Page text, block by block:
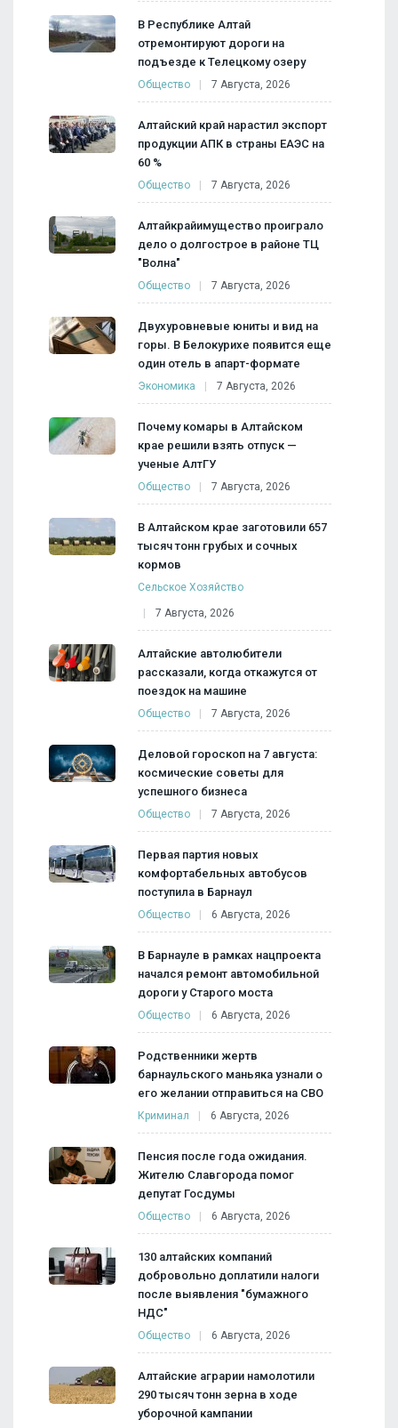
В Республике Алтай
отремонтируют дороги на
подъезде к Телецкому озеру
Общество 7 Августа, 2026
Алтайский край нарастил экспорт
продукции АПК в страны ЕАЭС на
60 %
Общество 7 Августа, 2026
Алтайкрайимущество проиграло
дело о долгострое в районе ТЦ
"Волна"
Общество 7 Августа, 2026
Двухуровневые юниты и вид на
горы. В Белокурихе появится еще
один отель в апарт-формате
Экономика 7 Августа, 2026
Почему комары в Алтайском
крае решили взять отпуск —
ученые АлтГУ
Общество 7 Августа, 2026
В Алтайском крае заготовили 657
тысяч тонн грубых и сочных
кормов
Сельское Хозяйство
7 Августа, 2026
Алтайские автолюбители
рассказали, когда откажутся от
поездок на машине
Общество 7 Августа, 2026
Деловой гороскоп на 7 августа:
космические советы для
успешного бизнеса
Общество 7 Августа, 2026
Первая партия новых
комфортабельных автобусов
поступила в Барнаул
Общество 6 Августа, 2026
В Барнауле в рамках нацпроекта
начался ремонт автомобильной
дороги у Старого моста
Общество 6 Августа, 2026
Родственники жертв
барнаульского маньяка узнали о
его желании отправиться на СВО
Криминал 6 Августа, 2026
Пенсия после года ожидания.
Жителю Славгорода помог
депутат Госдумы
Общество 6 Августа, 2026
130 алтайских компаний
добровольно доплатили налоги
после выявления "бумажного
НДС"
Общество 6 Августа, 2026
Алтайские аграрии намолотили
290 тысяч тонн зерна в ходе
уборочной кампании